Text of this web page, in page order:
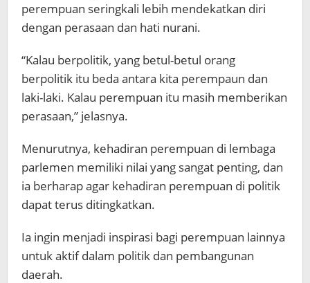
perempuan seringkali lebih mendekatkan diri
dengan perasaan dan hati nurani.
“Kalau berpolitik, yang betul-betul orang
berpolitik itu beda antara kita perempaun dan
laki-laki. Kalau perempuan itu masih memberikan
perasaan,” jelasnya.
Menurutnya, kehadiran perempuan di lembaga
parlemen memiliki nilai yang sangat penting, dan
ia berharap agar kehadiran perempuan di politik
dapat terus ditingkatkan.
Ia ingin menjadi inspirasi bagi perempuan lainnya
untuk aktif dalam politik dan pembangunan
daerah.